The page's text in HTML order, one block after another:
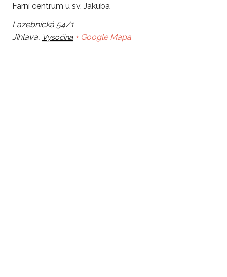
Farní centrum u sv. Jakuba
Lazebnická 54/1
Jihlava, Vysočina + Google Mapa